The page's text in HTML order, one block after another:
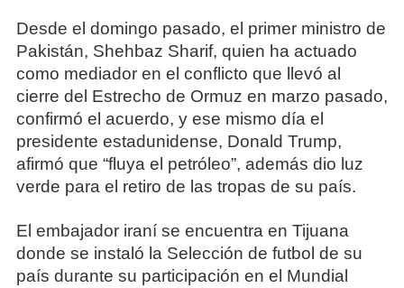
Desde el domingo pasado, el primer ministro de
Pakistán, Shehbaz Sharif, quien ha actuado
como mediador en el conflicto que llevó al
cierre del Estrecho de Ormuz en marzo pasado,
confirmó el acuerdo, y ese mismo día el
presidente estadunidense, Donald Trump,
afirmó que “fluya el petróleo”, además dio luz
verde para el retiro de las tropas de su país.
El embajador iraní se encuentra en Tijuana
donde se instaló la Selección de futbol de su
país durante su participación en el Mundial